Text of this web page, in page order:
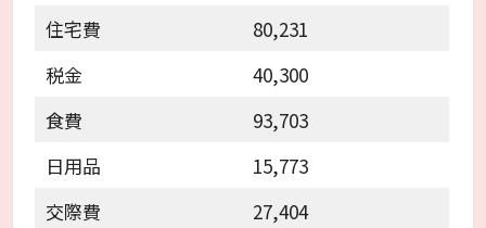
住宅費
80,231
税金
40,300
食費
93,703
日用品
15,773
交際費
27,404